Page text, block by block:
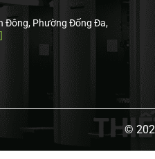
Đông, Phường Đống Đa,
©